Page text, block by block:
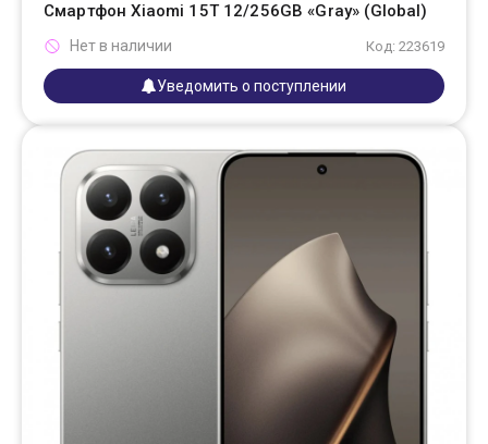
Смартфон Xiaomi 15T 12/256GB «Gray» (Global)
Код: 223619
Нет в наличии
Уведомить о поступлении